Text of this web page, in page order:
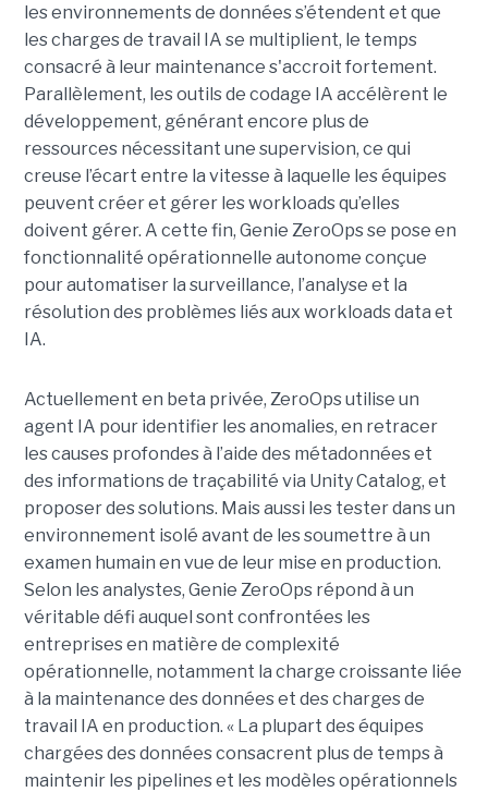
les environnements de données s’étendent et que
les charges de travail IA se multiplient, le temps
consacré à leur maintenance s'accroit fortement.
Parallèlement, les outils de codage IA accélèrent le
développement, générant encore plus de
ressources nécessitant une supervision, ce qui
creuse l’écart entre la vitesse à laquelle les équipes
peuvent créer et gérer les workloads qu’elles
doivent gérer. A cette fin, Genie ZeroOps se pose en
fonctionnalité opérationnelle autonome conçue
pour automatiser la surveillance, l’analyse et la
résolution des problèmes liés aux workloads data et
IA.
Actuellement en beta privée, ZeroOps utilise un
agent IA pour identifier les anomalies, en retracer
les causes profondes à l’aide des métadonnées et
des informations de traçabilité via Unity Catalog, et
proposer des solutions. Mais aussi les tester dans un
environnement isolé avant de les soumettre à un
examen humain en vue de leur mise en production.
Selon les analystes, Genie ZeroOps répond à un
véritable défi auquel sont confrontées les
entreprises en matière de complexité
opérationnelle, notamment la charge croissante liée
à la maintenance des données et des charges de
travail IA en production. « La plupart des équipes
chargées des données consacrent plus de temps à
maintenir les pipelines et les modèles opérationnels